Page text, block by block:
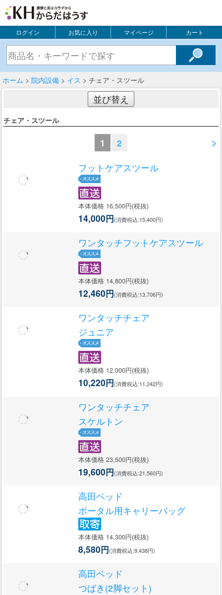
ログイン お気に入り マイページ カート
ホーム > 院内設備 > イス > チェア・スツール
並び替え
チェア・スツール
>
1 2
フットケアスツール
本体価格 16,500円(税抜)
14,000円(消費税込:15,400円)
ワンタッチフットケアスツール
本体価格 14,800円(税抜)
12,460円(消費税込:13,706円)
ワンタッチチェア
ジュニア
本体価格 12,000円(税抜)
10,220円(消費税込:11,242円)
ワンタッチチェア
スケルトン
本体価格 23,500円(税抜)
19,600円(消費税込:21,560円)
高田ベッド
ポータル用キャリーバッグ
本体価格 14,300円(税抜)
8,580円(消費税込:9,438円)
高田ベッド
つばき(2脚セット)